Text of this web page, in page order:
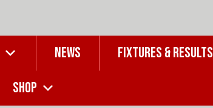
NEWS FIXTURES & RESULTS
SHOP